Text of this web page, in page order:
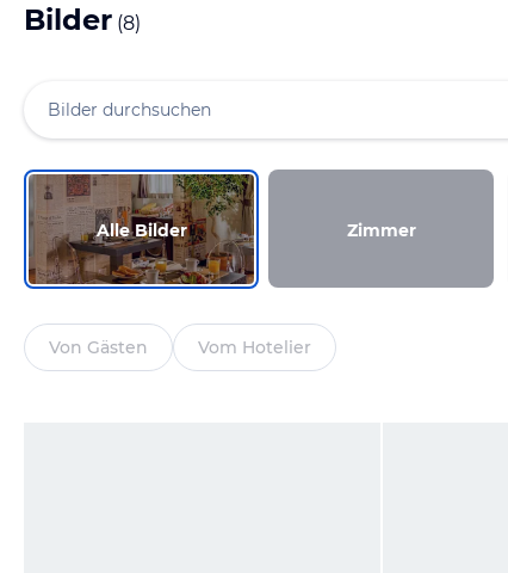
Bilder (8)
Alle Bilder Zimmer
Von Gästen Vom Hotelier